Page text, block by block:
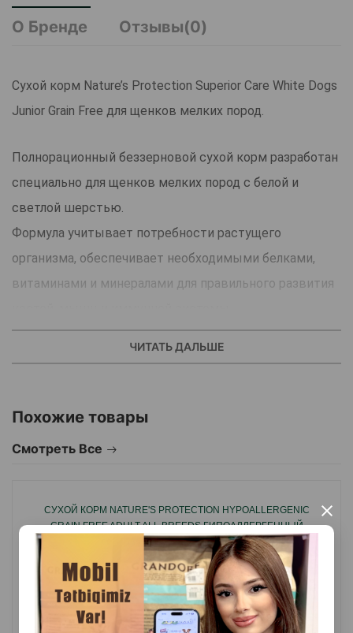
×
О Бренде
Отзывы(0)
Сухой корм Nature’s Protection Superior Care White Dogs
Junior Grain Free для щенков мелких пород.
Полнорационный беззерновой сухой корм разработан
специально для щенков мелких пород с белой и
светлой шерстью.
Формула учитывает потребности растущего
организма, обеспечивает необходимыми белками,
витаминами и минералами для правильного развития
Корм помогает поддерживать естественную белизну
шерсти и снижает риск появления тёмных пятен, а
Оптимальный размер гранул удобен для щенков
в период роста.
Страна производства: Литва.
ЧИТАТЬ ДАЛЬШЕ
Похожие товары
Смотреть Все
СУХОЙ КОРМ NATURE'S PROTECTION HYPOALLERGENIC
GRAIN FREE ADULT ALL BREEDS ГИПОАЛЛЕРГЕННЫЙ
БЕЗЗЕРНОВОЙ СУХОЙ КОРМ С ЛОСОСЕМ ДЛЯ ВЗРОСЛЫХ
СОБАК ВСЕХ ПОРОД С ЧУВСТВИТЕЛЬНЫМ ПИЩЕВАРЕНИЕМ.